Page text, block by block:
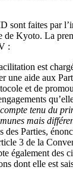
sont faites par
de Kyoto. La
:
est
une aide aux
et de
compte tenu du
mais
des Parties,
3 de la
également des
dont elle est